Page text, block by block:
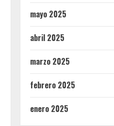
mayo 2025
abril 2025
marzo 2025
febrero 2025
enero 2025